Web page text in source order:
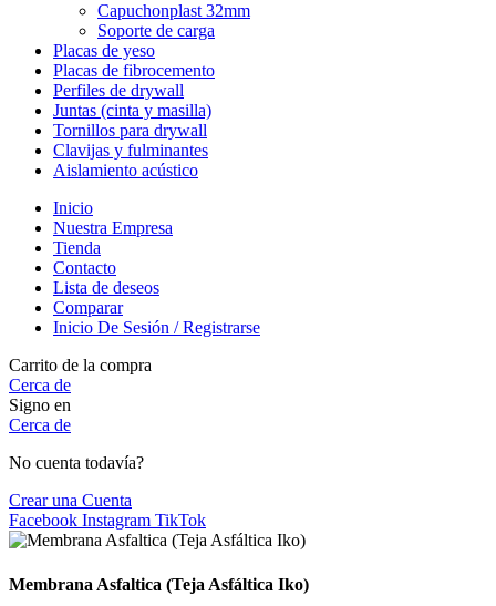
Capuchonplast 32mm
Soporte de carga
Placas de yeso
Placas de fibrocemento
Perfiles de drywall
Juntas (cinta y masilla)
Tornillos para drywall
Clavijas y fulminantes
Aislamiento acústico
Inicio
Nuestra Empresa
Tienda
Contacto
Lista de deseos
Comparar
Inicio De Sesión / Registrarse
Carrito de la compra
Cerca de
Signo en
Cerca de
No cuenta todavía?
Crear una Cuenta
Facebook Instagram TikTok
Membrana Asfaltica (Teja Asfáltica Iko)